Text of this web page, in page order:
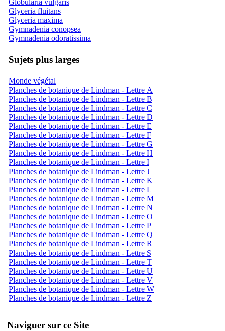
Glyceria fluitans
Glyceria maxima
Gymnadenia conopsea
Gymnadenia odoratissima
Sujets plus larges
Monde végétal
Planches de botanique de Lindman - Lettre A
Planches de botanique de Lindman - Lettre B
Planches de botanique de Lindman - Lettre C
Planches de botanique de Lindman - Lettre D
Planches de botanique de Lindman - Lettre E
Planches de botanique de Lindman - Lettre F
Planches de botanique de Lindman - Lettre G
Planches de botanique de Lindman - Lettre H
Planches de botanique de Lindman - Lettre I
Planches de botanique de Lindman - Lettre J
Planches de botanique de Lindman - Lettre K
Planches de botanique de Lindman - Lettre L
Planches de botanique de Lindman - Lettre M
Planches de botanique de Lindman - Lettre N
Planches de botanique de Lindman - Lettre O
Planches de botanique de Lindman - Lettre P
Planches de botanique de Lindman - Lettre Q
Planches de botanique de Lindman - Lettre R
Planches de botanique de Lindman - Lettre S
Planches de botanique de Lindman - Lettre T
Planches de botanique de Lindman - Lettre U
Planches de botanique de Lindman - Lettre V
Planches de botanique de Lindman - Lettre W
Planches de botanique de Lindman - Lettre Z
Naviguer sur ce Site